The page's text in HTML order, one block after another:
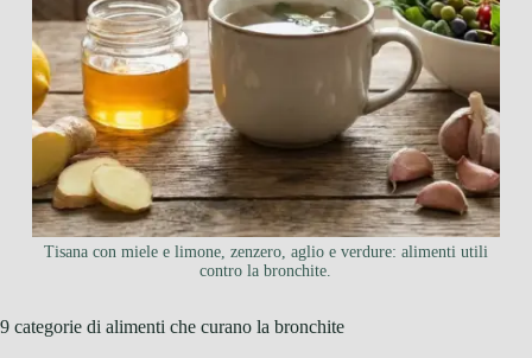
Tisana con miele e limone, zenzero, aglio e verdure: alimenti utili
contro la bronchite.
9 categorie di alimenti che curano la bronchite